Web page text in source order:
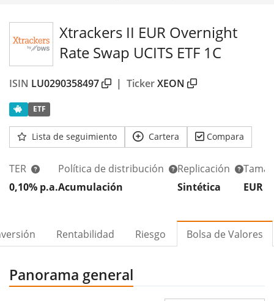
Xtrackers II EUR Overnight
Rate Swap UCITS ETF 1C
ISIN LU0290358497 | TickerXEON
ETF
Lista de seguimiento Cartera Compara
TER
0,10% p.a.
Política de distribución
Acumulación
Replicación
Sintética
EUR
Rentabilidad Riesgo Bolsa de Valores
Panorama general